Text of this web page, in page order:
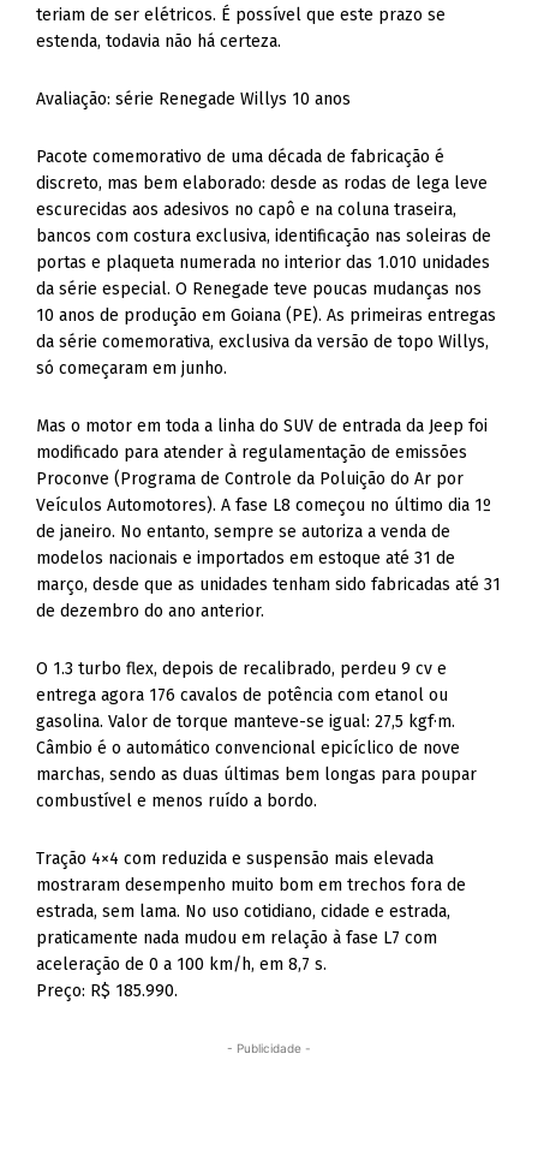
teriam de ser elétricos. É possível que este prazo se
estenda, todavia não há certeza.
Avaliação: série Renegade Willys 10 anos
Pacote comemorativo de uma década de fabricação é
discreto, mas bem elaborado: desde as rodas de lega leve
escurecidas aos adesivos no capô e na coluna traseira,
bancos com costura exclusiva, identificação nas soleiras de
portas e plaqueta numerada no interior das 1.010 unidades
da série especial. O Renegade teve poucas mudanças nos
10 anos de produção em Goiana (PE). As primeiras entregas
da série comemorativa, exclusiva da versão de topo Willys,
só começaram em junho.
Mas o motor em toda a linha do SUV de entrada da Jeep foi
modificado para atender à regulamentação de emissões
Proconve (Programa de Controle da Poluição do Ar por
Veículos Automotores). A fase L8 começou no último dia 1º
de janeiro. No entanto, sempre se autoriza a venda de
modelos nacionais e importados em estoque até 31 de
março, desde que as unidades tenham sido fabricadas até 31
de dezembro do ano anterior.
O 1.3 turbo flex, depois de recalibrado, perdeu 9 cv e
entrega agora 176 cavalos de potência com etanol ou
gasolina. Valor de torque manteve-se igual: 27,5 kgf·m.
Câmbio é o automático convencional epicíclico de nove
marchas, sendo as duas últimas bem longas para poupar
combustível e menos ruído a bordo.
Tração 4×4 com reduzida e suspensão mais elevada
mostraram desempenho muito bom em trechos fora de
estrada, sem lama. No uso cotidiano, cidade e estrada,
praticamente nada mudou em relação à fase L7 com
aceleração de 0 a 100 km/h, em 8,7 s.
Preço: R$ 185.990.
- Publicidade -